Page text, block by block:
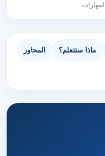
ماذا ستتعلم؟ المحاور